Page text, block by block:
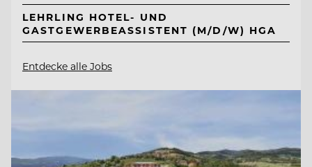
LEHRLING HOTEL- UND
GASTGEWERBEASSISTENT (M/D/W) HGA
Entdecke alle Jobs